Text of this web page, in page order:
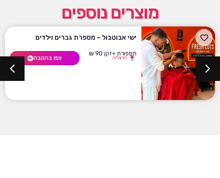
מוצרים נוספים
ישי אבוטבול – מספרת גברים וילדים
תספורת +זקן 90 ₪
הרצליה צפו בהטבה